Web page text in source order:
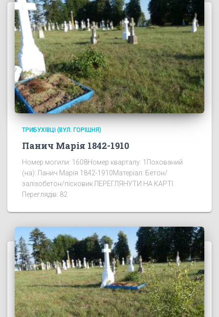
ТРИБУХІВЦІ (ВУЛ. ГОРІШНЯ)
Панич Марія 1842-1910
Номер могили: 1608Номер кварталу: 1Похований
(на): Панич Марія 1842-1910Матеріал: Бетон/
залізобетон/пісковик ПЕРЕГЛЯНУТИ НА КАРТІ
Переглядів: 82